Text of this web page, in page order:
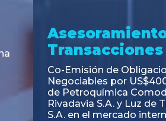
Transacciones
PAGBAM asesoró a
autorización para la
de los Certificados de
del Fideicomiso
Inmobiliario "Espacio